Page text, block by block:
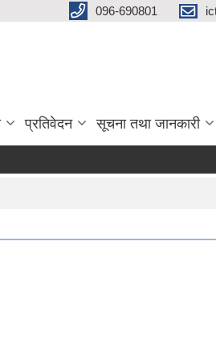
096-690801
प्रतिवेदन सूचना तथा जानकारी